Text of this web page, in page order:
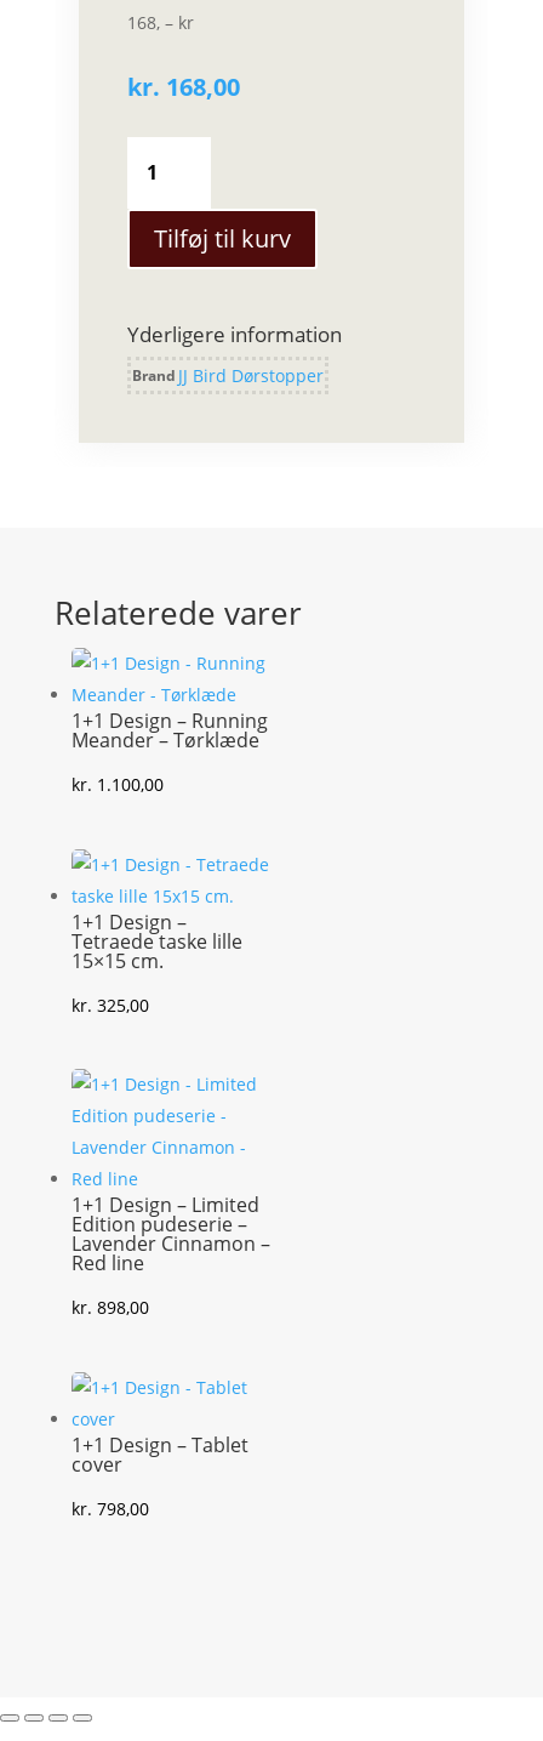
168, – kr
kr. 168,00
Bird
Dørstopper
plexiglas
Tilføj til kurv
Yderligere information
Brand JJ Bird Dørstopper
Relaterede varer
1+1 Design – Running
Meander – Tørklæde
kr. 1.100,00
1+1 Design –
Tetraede taske lille
15×15 cm.
kr. 325,00
1+1 Design – Limited
Edition pudeserie –
Lavender Cinnamon –
Red line
kr. 898,00
1+1 Design – Tablet
cover
kr. 798,00